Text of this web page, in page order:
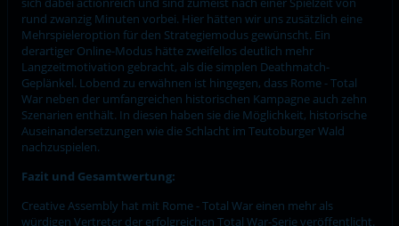
rund zwanzig Minuten vorbei. Hier hätten wir uns zusätzlich eine
Mehrspieleroption für den Strategiemodus gewünscht. Ein
derartiger Online-Modus hätte zweifellos deutlich mehr
Langzeitmotivation gebracht, als die simplen Deathmatch-
Geplänkel. Lobend zu erwähnen ist hingegen, dass Rome - Total
War neben der umfangreichen historischen Kampagne auch zehn
Szenarien enthält. In diesen haben sie die Möglichkeit, historische
Auseinandersetzungen wie die Schlacht im Teutoburger Wald
nachzuspielen.
Fazit und Gesamtwertung:
Creative Assembly hat mit Rome - Total War einen mehr als
würdigen Vertreter der erfolgreichen Total War-Serie veröffentlicht.